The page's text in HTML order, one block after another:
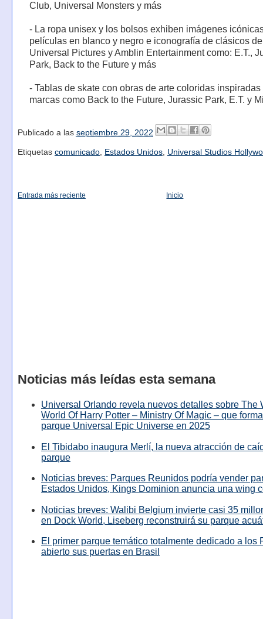
Club, Universal Monsters y más
- La ropa unisex y los bolsos exhiben imágenes
películas en blanco y negro e iconografía de clásicos de
Universal Pictures y Amblin Entertainment como: E.T.,
Park, Back to the Future y más
- Tablas de skate con obras de arte coloridas inspiradas
marcas como Back to the Future, Jurassic Park, E.T. y
Publicado a las septiembre 29, 2022
Etiquetas comunicado, Estados Unidos, Universal Studios
Entrada más reciente Inicio
Noticias más leídas esta semana
Universal Orlando revela nuevos detalles sobre The
World Of Harry Potter – Ministry Of Magic – que
parque Universal Epic Universe en 2025
El Tibidabo inaugura Merlí, la nueva atracción de
parque
Noticias breves: Parques Reunidos podría vender
Estados Unidos, Kings Dominion anuncia una wing
Noticias breves: Walibi Belgium invierte casi 35
en Dock World, Liseberg reconstruirá su parque
El primer parque temático totalmente dedicado a los
abierto sus puertas en Brasil